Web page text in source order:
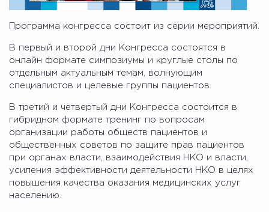
Программа конгресса состоит из серии мероприятий.
В первый и второй дни Конгресса состоятся в
онлайн формате симпозиумы и круглые столы по
отдельным актуальным темам, волнующим
специалистов и целевые группы пациентов.
В третий и четвертый дни Конгресса состоится в
гибридном формате тренинг по вопросам
организации работы обществ пациентов и
общественных советов по защите прав пациентов
при органах власти, взаимодействия НКО и власти,
усиления эффективности деятельности НКО в целях
повышения качества оказания медицинских услуг
населению.